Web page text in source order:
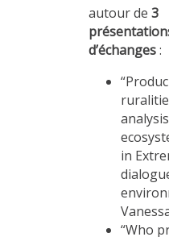
autour de 3
d’échanges:
in
“Who